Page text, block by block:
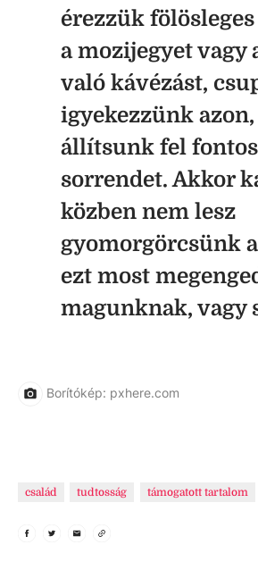
érezzük
a mozijegyet vagy
való kávézást,
igyekezzünk
állítsunk fel
sorrendet. Akkor
közben nem lesz
gyomorgörcsünk
ezt most
magunknak, vagy
Borítókép: pxhere.com
család tudtosság támogatott tartalom